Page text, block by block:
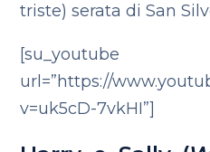
triste) serata di San
[su_youtube
url=”https://
v=uk5cD-7vkHI”]